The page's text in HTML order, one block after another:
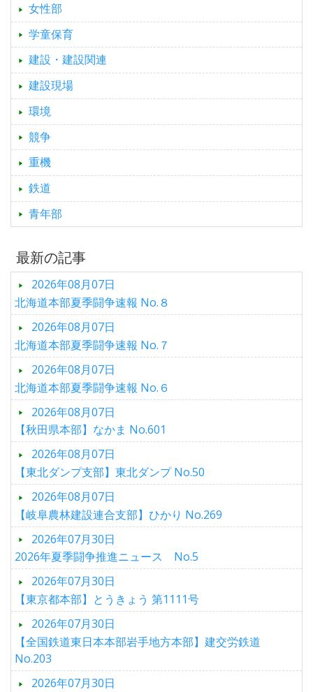
女性部
学童保育
建設・建設関連
建設現場
環境
競争
重機
鉄道
青年部
最新の記事
2026年08月07日
北海道本部夏季闘争速報 No.８
2026年08月07日
北海道本部夏季闘争速報 No.７
2026年08月07日
北海道本部夏季闘争速報 No.６
2026年08月07日
【秋田県本部】なかま No.601
2026年08月07日
【東北ダンプ支部】東北ダンプ No.50
2026年08月07日
【岐阜農林建設連合支部】ひかり No.269
2026年07月30日
2026年夏季闘争推進ニュース No.5
2026年07月30日
【東京都本部】とうきょう 第1111号
2026年07月30日
【全国鉄道東日本本部岩手地方本部】建交労鉄道
No.203
2026年07月30日